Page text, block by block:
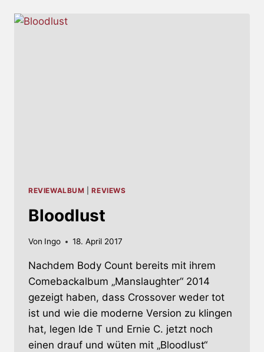
REVIEWALBUM |REVIEWS
Bloodlust
Von Ingo 18. April 2017
Nachdem Body Count bereits mit ihrem
Comebackalbum „Manslaughter“ 2014
gezeigt haben, dass Crossover weder tot
ist und wie die moderne Version zu klingen
hat, legen Ide T und Ernie C. jetzt noch
einen drauf und wüten mit „Bloodlust“